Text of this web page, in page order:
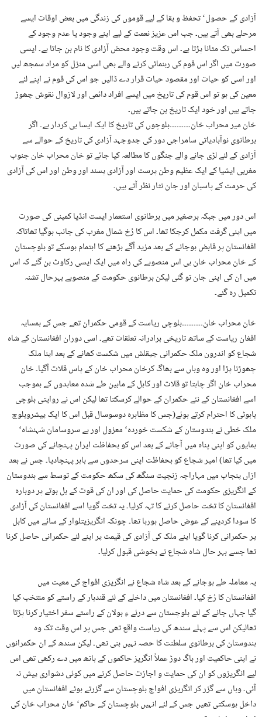
آزادی کے حصول‘ تحفظ و بقا کے لیے قوموں کی زندگی میں بعض اوقات ایسے
مرحلے بھی آتے ہیں۔ جب اس عزیز نعمت کے لیے اپنے وجود یا عدم وجود کے
احساس تک مٹانا پڑتا ہے۔ اس وقت وجود محض آزادی کا نام بن جاتا ہے۔ ایسی
صورت میں اگر اس قوم کی رہنمائی کرنے والے بھی اسی منزل کو مراد سمجھ لیں
اور اسی کو حیات اور مقصود حیات قرار دے ڈالیں جو اس کی قوم نے اپنے لئے
معین کی ہو تو اس قوم کی تاریخ میں ایسے افراد دائمی اور لازوال نقوش چھوڑ
جاتے ہیں اور خود ایک تاریخ بن جاتے ہیں۔
خان میر محراب خان۔۔۔۔۔۔۔۔۔بلوچوں کی تاریخ کا ایک ایسا ہی کردار ہے۔ اگر
برطانوی نوآبادیاتی سامراجی دور کی جدوجہد آزادی کی تاریخ کے حوالے سے
آزادی کے لئے لڑی جانے والے جنگوں کا مطالعہ کیا جائے تو خان محراب خان جنوب
مغربی ایشیا کے ایک عظیم وطن پرست اور آزادی پسند اور وطن اور اس کی آزادی
کی حرمت کے پاسبان اور جان نثار نظر آتے ہیں۔
اس دور میں جبکہ برصغیر میں برطانوی استعمار ایست انڈیا کمپنی کی صورت
میں اپنی گرفت مکمل کرچکا تھا۔ اس کا رُخ شمال مغرب کی جانب ہوگیا تھاتاکہ
افغانستان پر قابض ہوجانے کے بعد مزید آگے بڑھنے کا اہتمام ہوسکے تو بلوچستان
کے خان محراب خان ہی اس منصوبے کی راہ میں ایک ایسی رکاوٹ بن گئے کہ اس
میں ان کی اپنی جان تو گئی لیکن برطانوی حکومت کے منصوبے بہرحال تشنہ
تکمیل رہ گئے۔
خان محراب خان۔۔۔۔۔۔۔۔۔بلوچی ریاست کے قومی حکمران تھے جس کے ہمسایہ
افغان ریاست کے ساتھ تاریخی برادرانہ تعلقات تھے۔ اسی دوران افغانستان کے شاہ
شجاع کو اندرون ملک حکمرانی چپقلش میں شکست کھانے کے بعد اپنا ملک
چھوڑنا پڑا اور وہ وہاں سے بھاگ کرخان محراب خان کے پاس قلات آگیا۔ خان
محراب خان اگر چاہتا تو قلات اور کابل کے مابین طے شدہ معاہدوں کے بموجب
اسے افغانستان کے نئے حکمران کے حوالے کرسکتا تھا لیکن اس نے روایتی بلوچی
باہوٹی کا احترام کرتے ہوئے(جس کا مظاہرہ دوسوسال قبل اس کا ایک پیشروبلوچ
ملک خطی نے ہندوستان کے شکست خوردہ‘ معزول اور بے سروسامان شہنشاہ‘
ہمایوں کو اپنی پناہ میں آجانے کے بعد اس کو بحفاظت ایران پہنچانے کی صورت
میں کیا تھا) امیر شجاع کو بحفاظت اپنی سرحدوں سے باہر پہنچادیا۔ جس نے بعد
ازاں پنجاب میں مہاراجہ زنجیت سنگھ کی سکھ حکومت کے توسط سے ہندوستان
کے انگریزی حکومت کی حمایت حاصل کی اور ان کی قوت کے بل بوتے پر دوبارہ
افغانستان کا تخت حاصل کرنے کا تہہ کرلیا۔ یہ تخت گویا اسے افغانستان کی آزادی
کا سودا کردینے کے عوض حاصل ہورہا تھا۔ چونکہ انگریزیتلوار کے سائے میں کابل
پر حکمرانی کرنا گویا اپنے ملک کی آزادی کی قیمت پر اپنے لئے حکمرانی حاصل کرنا
تھا جسے بہر حال شاہ شجاع نے بخوشی قبول کرلیا۔
یہ معاملہ طے ہوجانے کے بعد شاہ شجاع نے انگریزی افواج کی معیت میں
افغانستان کا رُخ کیا۔ افغانستان میں داخلے کے لئے قندہار کے راستے کو منتخب کیا
گیا جہاں جانے کے لئے بلوچستان سے درئے ءِ بولان کے راستے سفر اختیار کرنا پڑتا
تھالیکن اس سے پہلے سندھ کی ریاست واقع تھی جس پر اس وقت تک وہ
ہندوستان کی برطانوی سلطنت کا حصہ نہیں بنی تھی۔ لیکن سندھ کے ان حکمرانوں
نے اپنی حاکمیت اور باگ دوڑ عملاً انگریز حاکموں کے ہاتھ میں دے رکھی تھی اس
لیے انگریزوں کو ان کی حمایت و اجازت حاصل کرنے میں کوئی دشواری پیش نہ
آئی۔ وہاں سے گزر کر انگریزی افواج بلوچستان سے گزرتے ہوئے افغانستان میں
داخل ہوسکتی تھیں جس کے لئے انہیں بلوچستان کے حاکم‘ خان محراب خان کی